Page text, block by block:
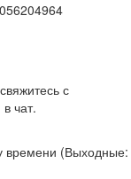
с
чат.
времени (Выходные: